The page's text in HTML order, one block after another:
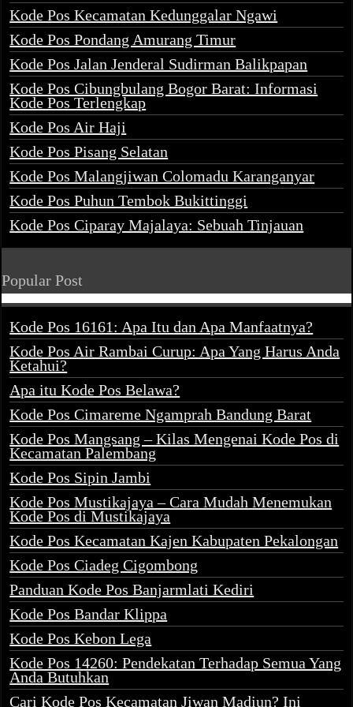
Kode Pos Kecamatan Kedunggalar Ngawi
Kode Pos Pondang Amurang Timur
Kode Pos Jalan Jenderal Sudirman Balikpapan
Kode Pos Cibungbulang Bogor Barat: Informasi
Kode Pos Terlengkap
Kode Pos Air Haji
Kode Pos Pisang Selatan
Kode Pos Malangjiwan Colomadu Karanganyar
Kode Pos Puhun Tembok Bukittinggi
Kode Pos Ciparay Majalaya: Sebuah Tinjauan
Popular Post
Kode Pos 16161: Apa Itu dan Apa Manfaatnya?
Kode Pos Air Rambai Curup: Apa Yang Harus Anda
Ketahui?
Apa itu Kode Pos Belawa?
Kode Pos Cimareme Ngamprah Bandung Barat
Kode Pos Mangsang – Kilas Mengenai Kode Pos di
Kecamatan Palembang
Kode Pos Sipin Jambi
Kode Pos Mustikajaya – Cara Mudah Menemukan
Kode Pos di Mustikajaya
Kode Pos Kecamatan Kajen Kabupaten Pekalongan
Kode Pos Ciadeg Cigombong
Panduan Kode Pos Banjarmlati Kediri
Kode Pos Bandar Klippa
Kode Pos Kebon Lega
Kode Pos 14260: Pendekatan Terhadap Semua Yang
Anda Butuhkan
Cari Kode Pos Kecamatan Jiwan Madiun? Ini